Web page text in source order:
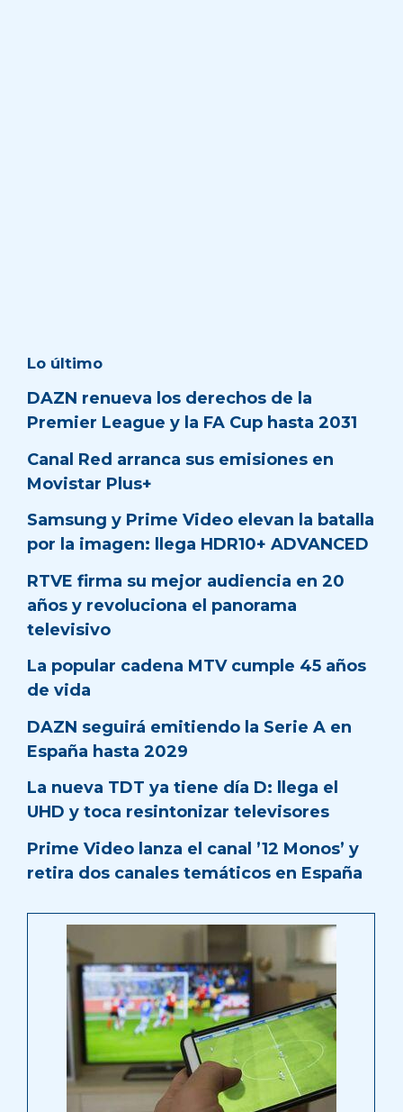
Lo último
DAZN renueva los derechos de la
Premier League y la FA Cup hasta 2031
Canal Red arranca sus emisiones en
Movistar Plus+
Samsung y Prime Video elevan la batalla
por la imagen: llega HDR10+ ADVANCED
RTVE firma su mejor audiencia en 20
años y revoluciona el panorama
televisivo
La popular cadena MTV cumple 45 años
de vida
DAZN seguirá emitiendo la Serie A en
España hasta 2029
La nueva TDT ya tiene día D: llega el
UHD y toca resintonizar televisores
Prime Video lanza el canal ’12 Monos’ y
retira dos canales temáticos en España